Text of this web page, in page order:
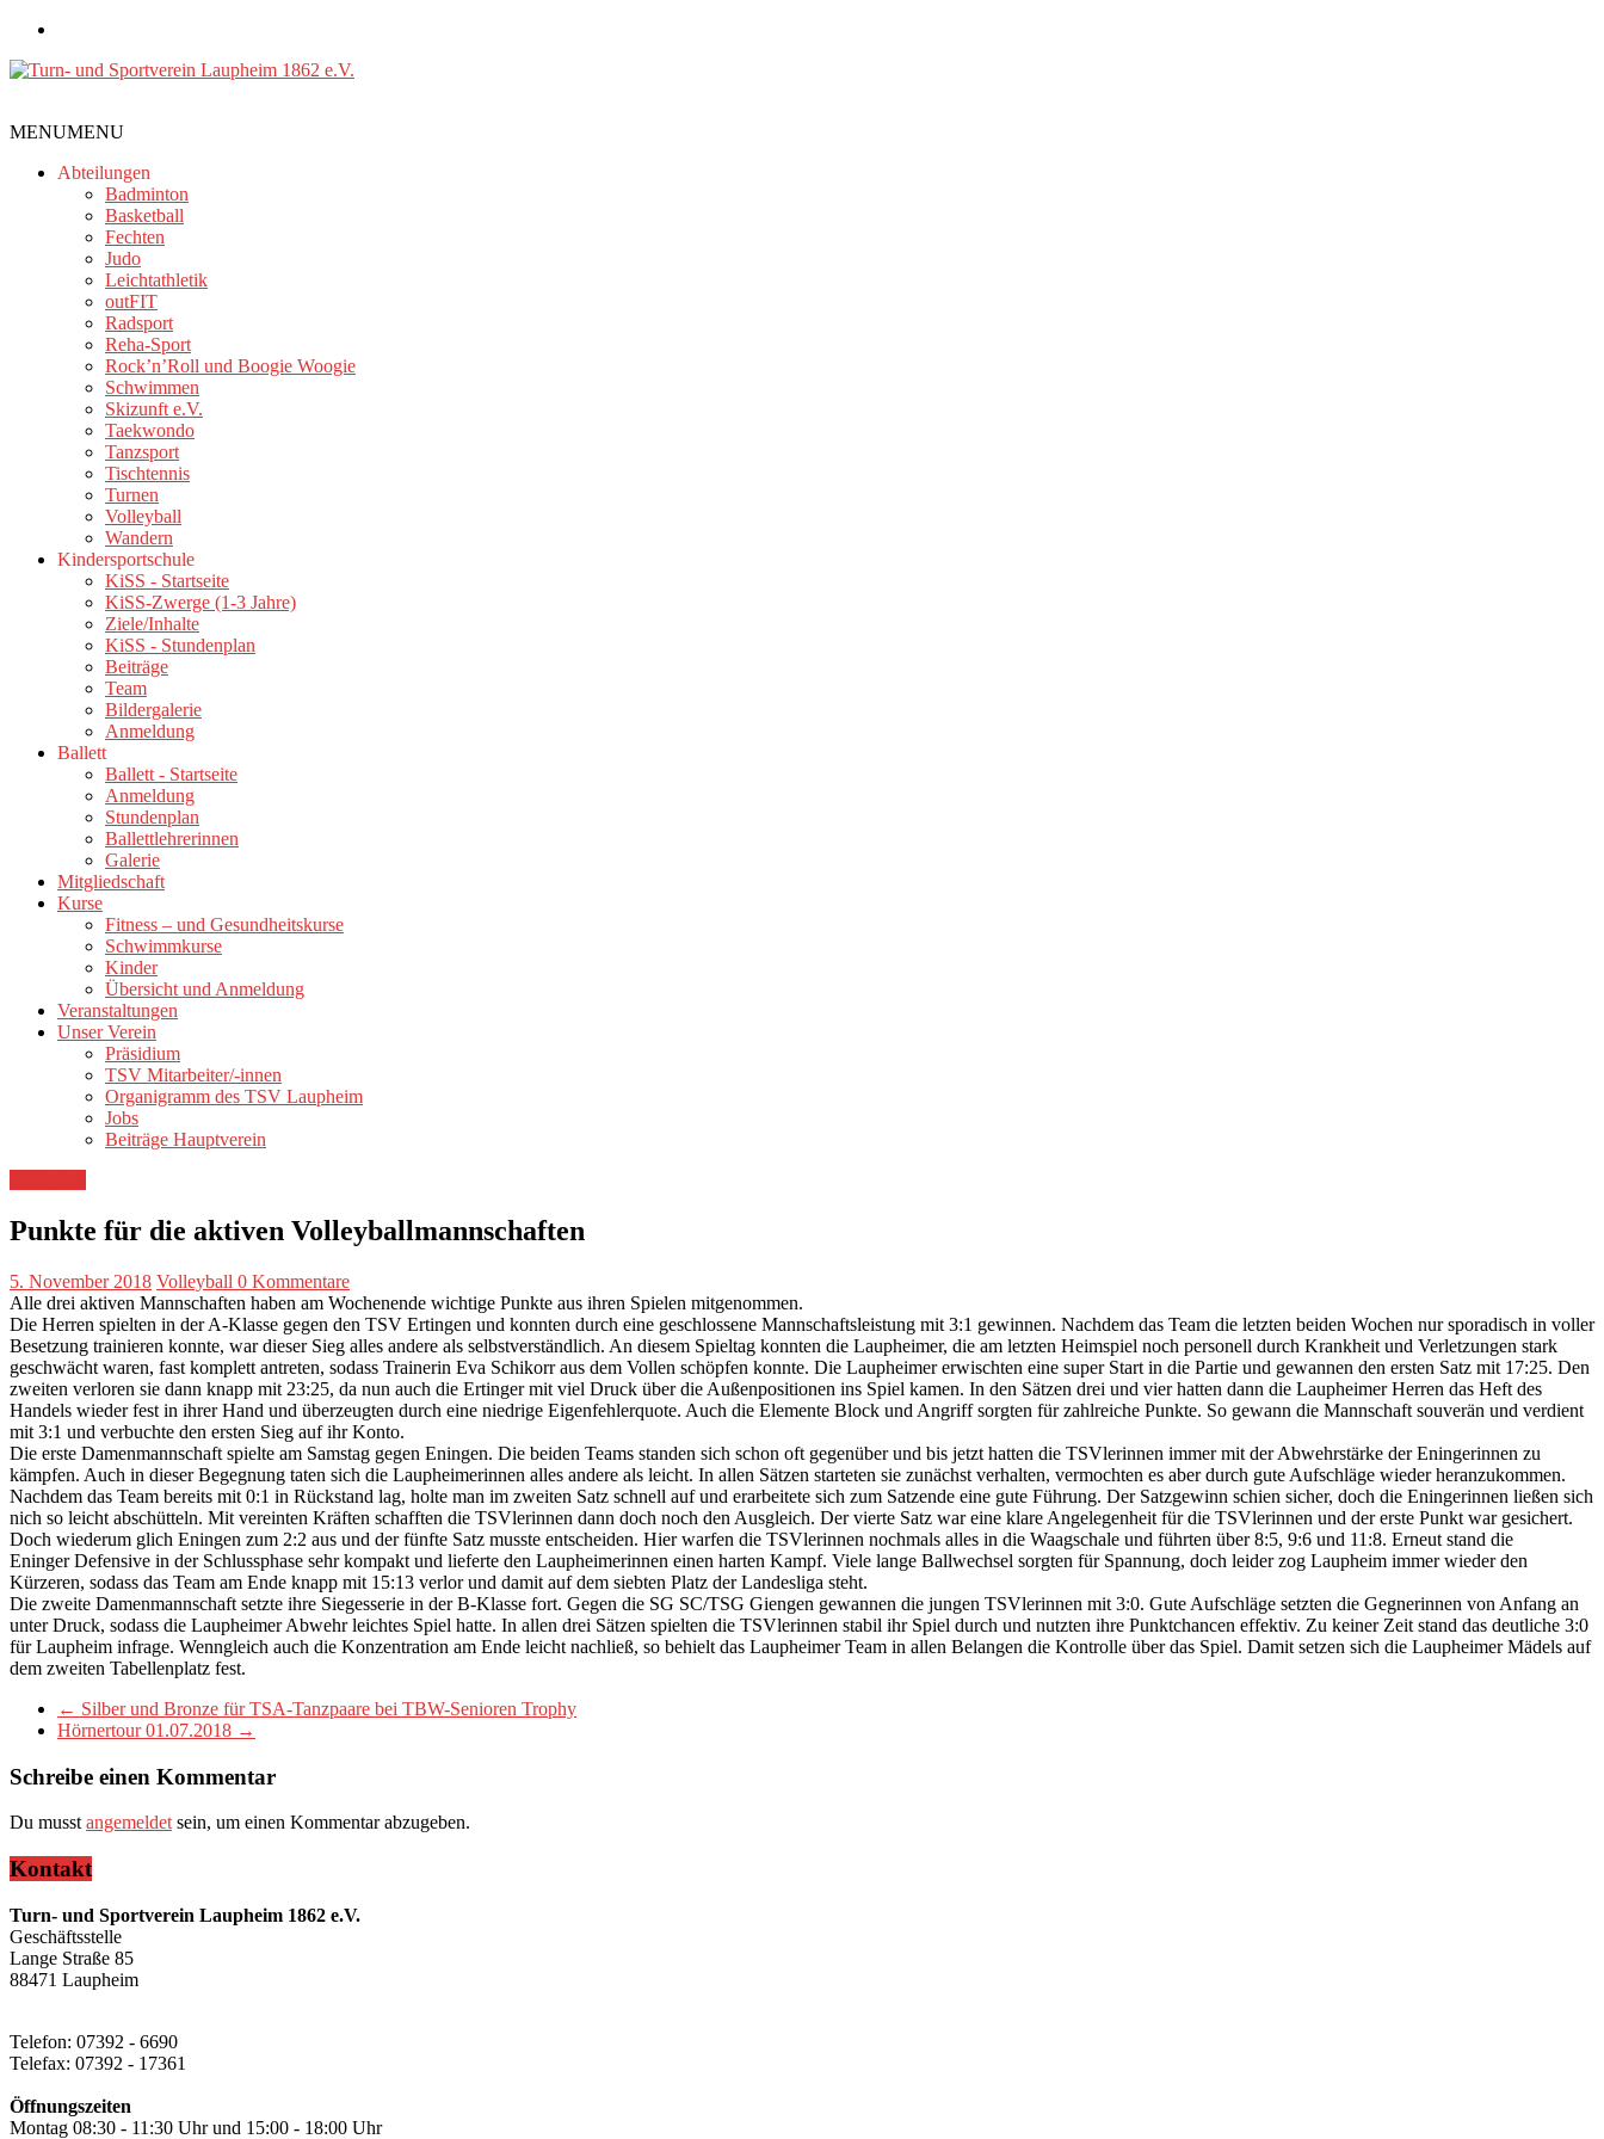
Zum
springen
und
Sportverein
Laupheim
MENUMENU
Abteilungen
Badminton
Basketball
Fechten
Judo
Leichtathletik
outFIT
Radsport
Reha-Sport
Rock’n’Roll und Boogie Woogie
Schwimmen
Skizunft e.V.
Taekwondo
Tanzsport
Tischtennis
Turnen
Volleyball
Wandern
Kindersportschule
KiSS - Startseite
KiSS-Zwerge (1-3 Jahre)
Ziele/Inhalte
KiSS - Stundenplan
Beiträge
Team
Bildergalerie
Anmeldung
Ballett
Ballett - Startseite
Anmeldung
Stundenplan
Ballettlehrerinnen
Galerie
Mitgliedschaft
Kurse
Fitness – und Gesundheitskurse
Schwimmkurse
Kinder
Übersicht und Anmeldung
Veranstaltungen
Unser Verein
Präsidium
TSV Mitarbeiter/-innen
Organigramm des TSV Laupheim
Jobs
Beiträge Hauptverein
Punkte für die aktiven Volleyballmannschaften
5. November 2018 Volleyball 0 Kommentare
Alle drei aktiven Mannschaften haben am Wochenende wichtige Punkte aus ihren Spielen mitgenommen.
Die Herren spielten in der A-Klasse gegen den TSV Ertingen und konnten durch eine geschlossene Mannschaftsleistung mit 3:1 gewinnen. Nachdem das Team die letzten beiden Wochen nur sporadisch in voller
Besetzung trainieren konnte, war dieser Sieg alles andere als selbstverständlich. An diesem Spieltag konnten die Laupheimer, die am letzten Heimspiel noch personell durch Krankheit und Verletzungen stark
geschwächt waren, fast komplett antreten, sodass Trainerin Eva Schikorr aus dem Vollen schöpfen konnte. Die Laupheimer erwischten eine super Start in die Partie und gewannen den ersten Satz mit 17:25. Den
zweiten verloren sie dann knapp mit 23:25, da nun auch die Ertinger mit viel Druck über die Außenpositionen ins Spiel kamen. In den Sätzen drei und vier hatten dann die Laupheimer Herren das Heft des
Handels wieder fest in ihrer Hand und überzeugten durch eine niedrige Eigenfehlerquote. Auch die Elemente Block und Angriff sorgten für zahlreiche Punkte. So gewann die Mannschaft souverän und verdient
mit 3:1 und verbuchte den ersten Sieg auf ihr Konto.
Die erste Damenmannschaft spielte am Samstag gegen Eningen. Die beiden Teams standen sich schon oft gegenüber und bis jetzt hatten die TSVlerinnen immer mit der Abwehrstärke der Eningerinnen zu
kämpfen. Auch in dieser Begegnung taten sich die Laupheimerinnen alles andere als leicht. In allen Sätzen starteten sie zunächst verhalten, vermochten es aber durch gute Aufschläge wieder heranzukommen.
Nachdem das Team bereits mit 0:1 in Rückstand lag, holte man im zweiten Satz schnell auf und erarbeitete sich zum Satzende eine gute Führung. Der Satzgewinn schien sicher, doch die Eningerinnen ließen sich
nich so leicht abschütteln. Mit vereinten Kräften schafften die TSVlerinnen dann doch noch den Ausgleich. Der vierte Satz war eine klare Angelegenheit für die TSVlerinnen und der erste Punkt war gesichert.
Doch wiederum glich Eningen zum 2:2 aus und der fünfte Satz musste entscheiden. Hier warfen die TSVlerinnen nochmals alles in die Waagschale und führten über 8:5, 9:6 und 11:8. Erneut stand die
Eninger Defensive in der Schlussphase sehr kompakt und lieferte den Laupheimerinnen einen harten Kampf. Viele lange Ballwechsel sorgten für Spannung, doch leider zog Laupheim immer wieder den
Kürzeren, sodass das Team am Ende knapp mit 15:13 verlor und damit auf dem siebten Platz der Landesliga steht.
Die zweite Damenmannschaft setzte ihre Siegesserie in der B-Klasse fort. Gegen die SG SC/TSG Giengen gewannen die jungen TSVlerinnen mit 3:0. Gute Aufschläge setzten die Gegnerinnen von Anfang an
unter Druck, sodass die Laupheimer Abwehr leichtes Spiel hatte. In allen drei Sätzen spielten die TSVlerinnen stabil ihr Spiel durch und nutzten ihre Punktchancen effektiv. Zu keiner Zeit stand das deutliche 3:0
für Laupheim infrage. Wenngleich auch die Konzentration am Ende leicht nachließ, so behielt das Laupheimer Team in allen Belangen die Kontrolle über das Spiel. Damit setzen sich die Laupheimer Mädels auf
dem zweiten Tabellenplatz fest.
← Silber und Bronze für TSA-Tanzpaare bei TBW-Senioren Trophy
Hörnertour 01.07.2018 →
Schreibe einen Kommentar
Du musst angemeldet sein, um einen Kommentar abzugeben.
Kontakt
Turn- und Sportverein Laupheim 1862 e.V.
Geschäftsstelle
Lange Straße 85
88471 Laupheim
Telefon: 07392 - 6690
Telefax: 07392 - 17361
Öffnungszeiten
Montag 08:30 - 11:30 Uhr und 15:00 - 18:00 Uhr